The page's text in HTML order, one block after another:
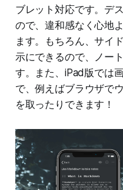
ブレット対応です。デ
ので、違和感なく心地
ます。もちろん、サイ
示にできるので、ノー
す。また、iPad版では
で、例えばブラウザで
を取ったりできます！